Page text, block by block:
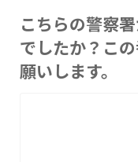
こちらの警察
でしたか？こ
願いします。